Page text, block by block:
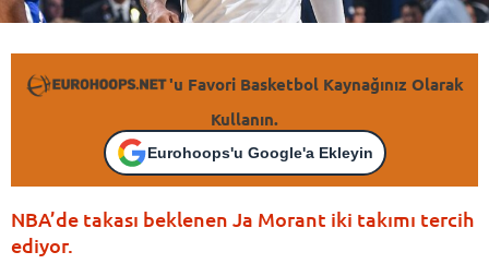
'u Favori Basketbol Kaynağınız Olarak
Kullanın.
Eurohoops'u Google'a Ekleyin
NBA’de takası beklenen Ja Morant iki takımı tercih
ediyor.